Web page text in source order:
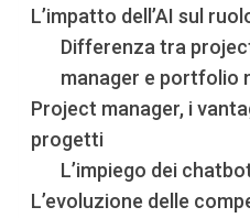
L’impatto dell’AI sul
Differenza tra
manager e portfolio
Project manager, i
progetti
L’impiego dei
L’evoluzione delle